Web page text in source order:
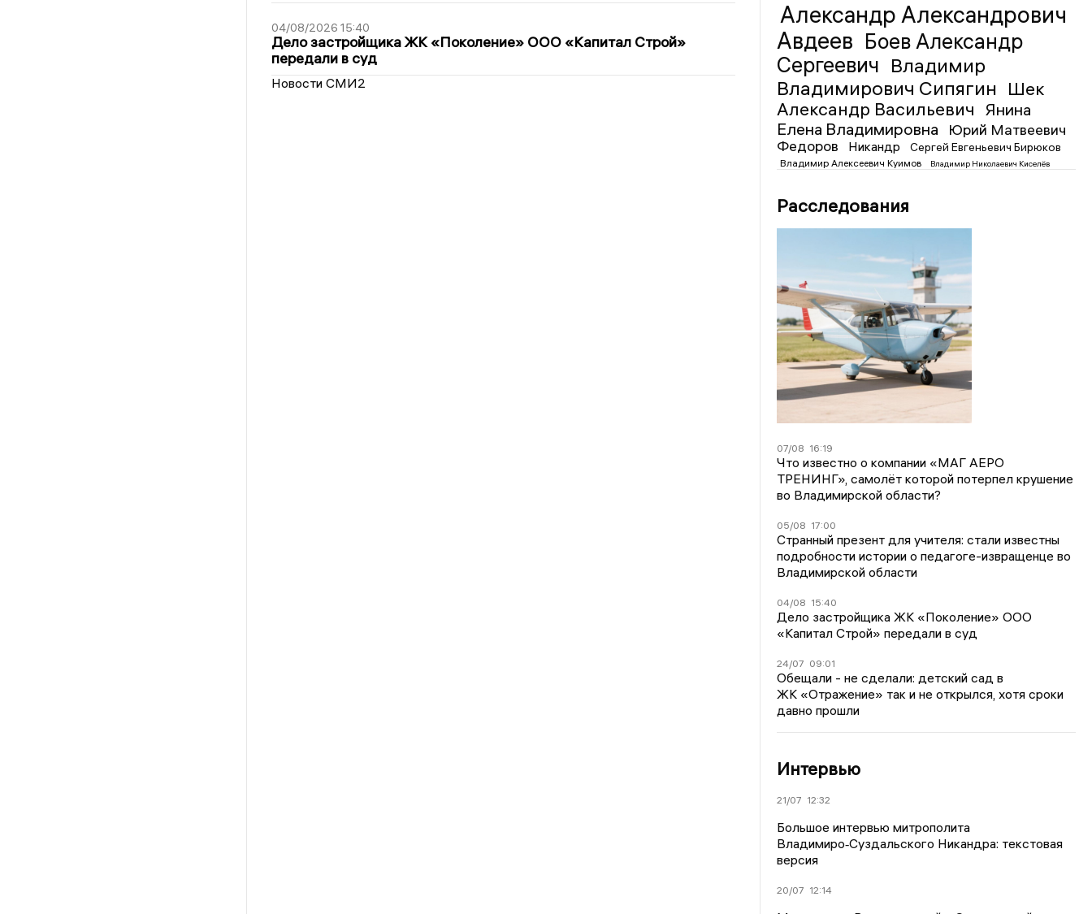
04/08/2026 15:40
Дело застройщика ЖК «Поколение» ООО «Капитал Строй»
передали в суд
Новости СМИ2
Александр Александрович
Авдеев Боев Александр
Сергеевич Владимир
Владимирович Сипягин Шек
Александр Васильевич
Янина
Елена Владимировна
Юрий Матвеевич
Федоров
Никандр Сергей Евгеньевич Бирюков
Владимир Алексеевич Куимов Владимир Николаевич Киселёв
Расследования
07/08 16:19
Что известно о компании «МАГ АЕРО
ТРЕНИНГ», самолёт которой потерпел крушение
во Владимирской области?
05/08 17:00
Странный презент для учителя: стали известны
подробности истории о педагоге-извращенце во
Владимирской области
04/08 15:40
Дело застройщика ЖК «Поколение» ООО
«Капитал Строй» передали в суд
24/07 09:01
Обещали - не сделали: детский сад в
ЖК «Отражение» так и не открылся, хотя сроки
давно прошли
Интервью
21/07 12:32
Большое интервью митрополита
Владимиро‑Суздальского Никандра: текстовая
версия
20/07 12:14